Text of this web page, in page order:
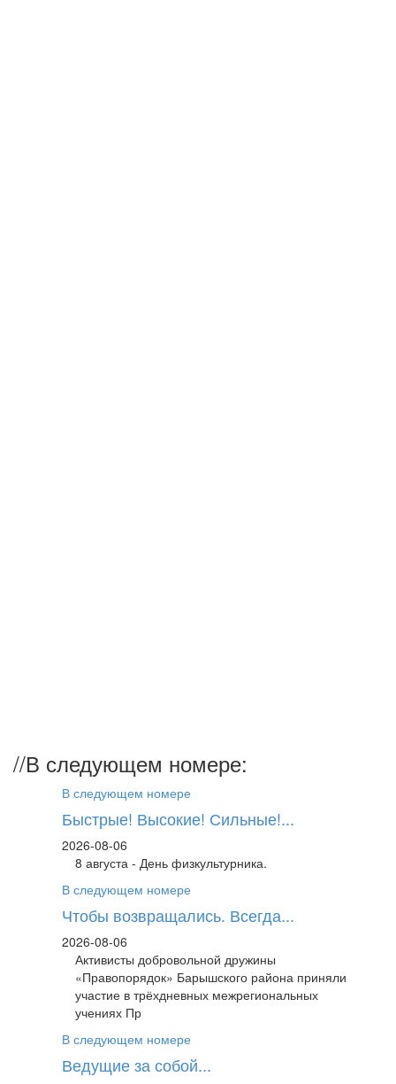
//В следующем номере:
В следующем номере
Быстрые! Высокие! Сильные!...
2026-08-06
8 августа - День физкультурника.
В следующем номере
Чтобы возвращались. Всегда...
2026-08-06
Активисты добровольной дружины
«Правопорядок» Барышского района приняли
участие в трёхдневных межрегиональных
учениях Пр
В следующем номере
Ведущие за собой...